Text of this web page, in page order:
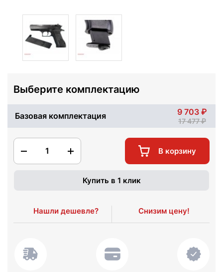
Выберите комплектацию
Базовая комплектация 9 703
17 477
1 В корзину
Купить в 1 клик
Нашли дешевле? Снизим цену!